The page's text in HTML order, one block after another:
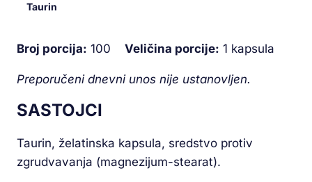
Taurin
Broj porcija: 100 Veličina porcije: 1 kapsula
Preporučeni dnevni unos nije ustanovljen.
SASTOJCI
Taurin, želatinska kapsula, sredstvo protiv
zgrudvavanja (magnezijum-stearat).